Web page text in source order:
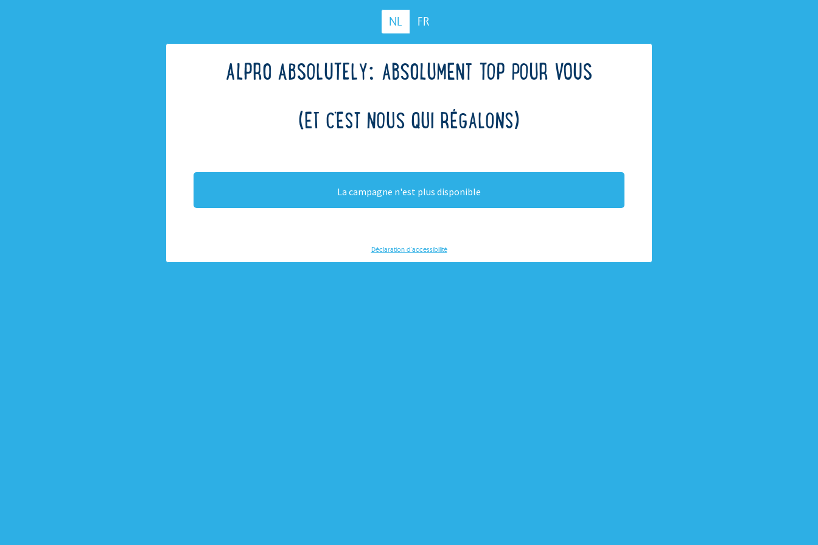
NL FR
ALPRO ABSOLUTELY: ABSOLUMENT TOP POUR VOUS
(ET C’EST NOUS QUI RÉGALONS)
La campagne n'est plus disponible
Déclaration d'accessibilité